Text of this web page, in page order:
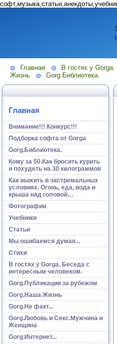
Главная В гостях у
Жизнь
Gorg.Библиотека.
Главная
Внимание!!! Конкурс!!!
Подборка софта от Gorga
Gorg.Библиотека.
Кому за 50.Как бросить курить
и похудеть на 30 килограммов
Как выжить в экстремальных
условиях. Огонь, еда, вода и
крыша над головой…
Фотографии
Учебники
Статьи
Мы ошибаемся думая...
Стихи
В гостях у Gorga. Беседа с
интересным человеком.
Gorg.Публикации за рубежом
Gorg.Наша Жизнь
Gorg.Не факт...
Gorg.Любовь и Секс.Мужчина и
Женщина
Gorg.Интернет...